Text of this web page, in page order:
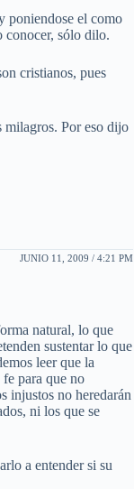
poniendose el como
conocer, sólo dilo.
cristianos, pues
milagros. Por eso dijo
JUNIO 11, 2009 / 4:21 PM
natural, lo que
sustentar lo que
leer que la
para que no
injustos no heredarán
ni los que se
a entender si su